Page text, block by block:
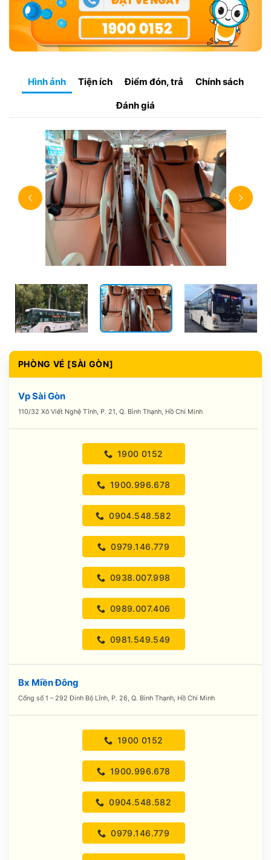
Hình ảnh Tiện ích Điểm đón, trả Chính sách
Đánh giá
PHÒNG VÉ [SÀI GÒN]
Vp Sài Gòn
110/32 Xô Viết Nghệ Tĩnh, P. 21, Q. Bình Thạnh, Hồ Chí Minh
1900 0152
1900.996.678
0904.548.582
0979.146.779
0938.007.998
0989.007.406
0981.549.549
Bx Miền Đông
Cổng số 1 – 292 Đinh Bộ Lĩnh, P. 26, Q. Bình Thạnh, Hồ Chí Minh
1900 0152
1900.996.678
0904.548.582
0979.146.779